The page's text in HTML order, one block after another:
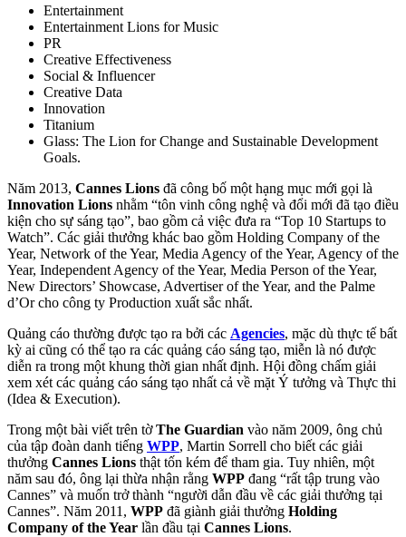
Entertainment
Entertainment Lions for Music
PR
Creative Effectiveness
Social & Influencer
Creative Data
Innovation
Titanium
Glass: The Lion for Change and Sustainable Development
Goals.
Năm 2013, Cannes Lions đã công bố một hạng mục mới gọi là
Innovation Lions nhằm “tôn vinh công nghệ và đổi mới đã tạo điều
kiện cho sự sáng tạo”, bao gồm cả việc đưa ra “Top 10 Startups to
Watch”. Các giải thưởng khác bao gồm Holding Company of the
Year, Network of the Year, Media Agency of the Year, Agency of the
Year, Independent Agency of the Year, Media Person of the Year,
New Directors’ Showcase, Advertiser of the Year, and the Palme
d’Or cho công ty Production xuất sắc nhất.
Quảng cáo thường được tạo ra bởi các Agencies, mặc dù thực tế bất
kỳ ai cũng có thể tạo ra các quảng cáo sáng tạo, miễn là nó được
diễn ra trong một khung thời gian nhất định. Hội đồng chấm giải
xem xét các quảng cáo sáng tạo nhất cả về mặt Ý tưởng và Thực thi
(Idea & Execution).
Trong một bài viết trên tờThe Guardian vào năm 2009, ông chủ
của tập đoàn danh tiếng WPP, Martin Sorrell cho biết các giải
thưởng Cannes Lions thật tốn kém để tham gia. Tuy nhiên, một
năm sau đó, ông lại thừa nhận rằng WPP đang “rất tập trung vào
Cannes” và muốn trở thành “người dẫn đầu về các giải thưởng tại
Cannes”. Năm 2011, WPP đã giành giải thưởng Holding
Company of the Year lần đầu tại Cannes Lions.